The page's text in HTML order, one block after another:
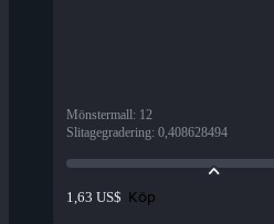
Mönstermall: 12
Slitagegradering: 0,408628494
1,63 US$ Köp